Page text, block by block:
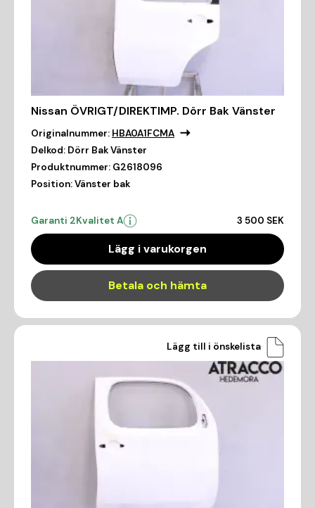
Nissan ÖVRIGT/DIREKTIMP. Dörr Bak Vänster
Originalnummer: HBA0A1FCMA
Delkod: Dörr Bak Vänster
Produktnummer: G2618096
Position:Vänster bak
Garanti 2Kvalitet A 3 500 SEK
Lägg i varukorgen
Betala och hämta
Lägg till i önskelista